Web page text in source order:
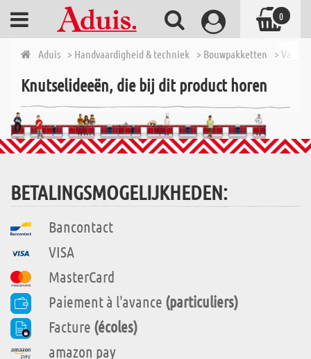
Aduis > Handvaardigheid & techniek > Bouwpakketten > Van 7
Knutselideeën, die bij dit product horen
BETALINGSMOGELIJKHEDEN:
Bancontact
VISA
MasterCard
Paiement à l'avance (particuliers)
Facture (écoles)
amazon pay
0